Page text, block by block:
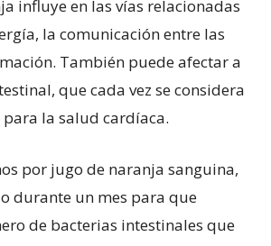
influye en las vías relacionadas
la comunicación entre las
También puede afectar a
que cada vez se considera
la salud cardíaca.
por jugo de naranja sanguina,
durante un mes para que
de bacterias intestinales que